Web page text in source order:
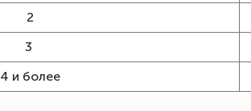
2
3
4 и более